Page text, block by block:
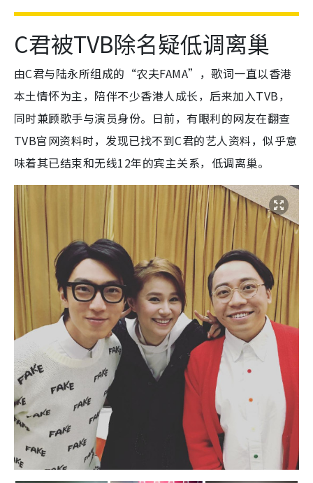
C君被TVB除名疑低调离巢
由C君与陆永所组成的“农夫FAMA”，歌词一直以香港
本土情怀为主，陪伴不少香港人成长，后来加入TVB，
同时兼顾歌手与演员身份。日前，有眼利的网友在翻查
TVB官网资料时，发现已找不到C君的艺人资料，似乎意
味着其已结束和无线12年的宾主关系，低调离巢。